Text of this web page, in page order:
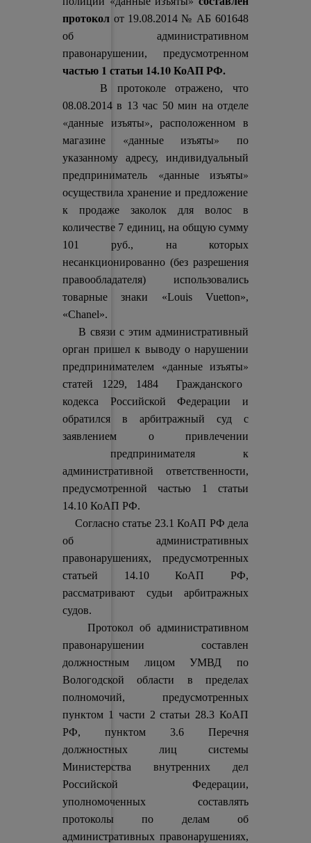
протокол от 19.08.2014 № АБ 601648
об административном
правонарушении, предусмотренном
частью 1 статьи 14.10 КоАП РФ.
В протоколе отражено, что
08.08.2014 в 13 час 50 мин на отделе
«данные изъяты», расположенном в
магазине «данные изъяты» по
указанному адресу, индивидуальный
предприниматель «данные изъяты»
осуществила хранение и предложение
к продаже заколок для волос в
количестве 7 единиц, на общую сумму
101 руб., на которых
несанкционированно (без разрешения
правообладателя) использовались
товарные знаки «Louis Vuetton»,
«Chanel».
В связи с этим административный
орган пришел к выводу о нарушении
предпринимателем «данные изъяты»
статей 1229, 1484 Гражданского
кодекса Российской Федерации и
обратился в арбитражный суд с
заявлением о привлечении
предпринимателя к
административной ответственности,
предусмотренной частью 1 статьи
14.10 КоАП РФ.
Согласно статье 23.1 КоАП РФ дела
об административных
правонарушениях, предусмотренных
статьей 14.10 КоАП РФ,
рассматривают судьи арбитражных
судов.
Протокол об административном
правонарушении составлен
должностным лицом УМВД по
Вологодской области в пределах
полномочий, предусмотренных
пунктом 1 части 2 статьи 28.3 КоАП
РФ, пунктом 3.6 Перечня
должностных лиц системы
Министерства внутренних дел
Российской Федерации,
уполномоченных составлять
протоколы по делам об
административных правонарушениях,